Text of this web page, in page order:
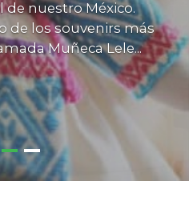
de nuestro México.
de los souvenirs más
Muñeca Lele...